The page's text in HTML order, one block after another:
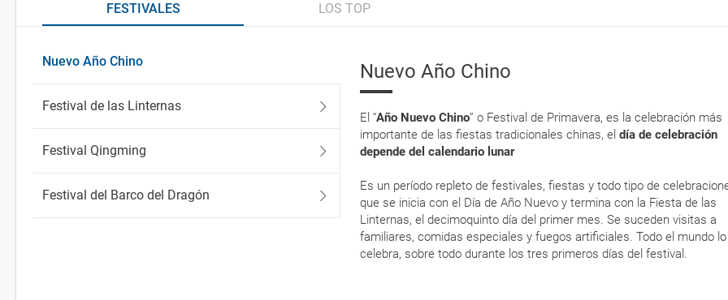
FESTIVALES LOS TOP
Nuevo Año Chino
Festival de las Linternas
Festival Qingming
Festival del Barco del Dragón
Nuevo Año Chino
El “Año Nuevo Chino” o Festival de Primavera, es la celebración más
importante de las fiestas tradicionales chinas, eldía de celebración
depende del calendario lunar
Es un período repleto de festivales, fiestas y todo tipo de
que se inicia con el Día de Año Nuevo y termina con la Fiesta de las
Linternas, el decimoquinto día del primer mes. Se suceden visitas a
familiares, comidas especiales y fuegos artificiales. Todo el mundo lo
celebra, sobre todo durante los tres primeros días del festival.